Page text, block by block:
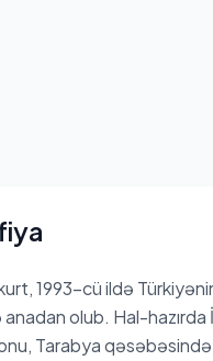
1993-cü ildə
olub. Hal-hazırda
Tarabya qəsəbəsində